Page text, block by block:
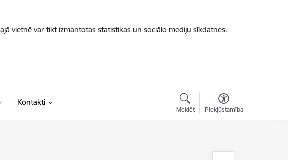
vietnē var tikt izmantotas statistikas un sociālo mediju sīkdatnes.
Kontakti
Meklēt Piekļūstamība